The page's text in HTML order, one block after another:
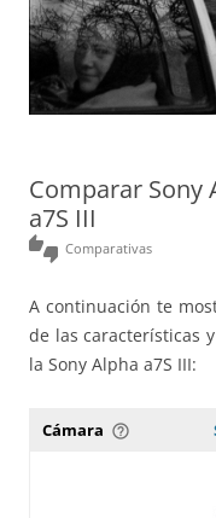
Comparar Sony
a7S III
thumbs_up_down Comparativas
A continuación te
de las características
la Sony Alpha a7S III:
Cámara help_outline